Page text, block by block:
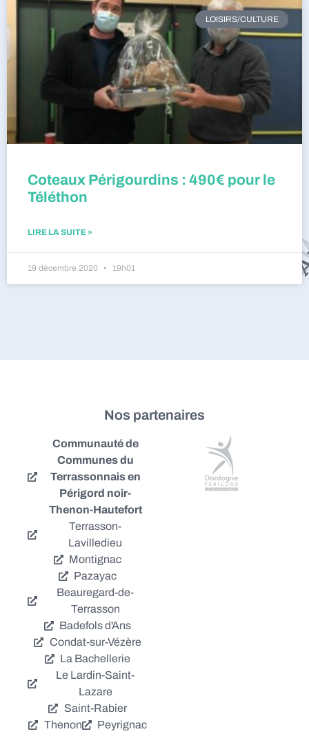
LOISIRS/CULTURE
Coteaux Périgourdins : 490€ pour le
Téléthon
LIRE LA SUITE »
19 décembre 2020 19h01
Nos partenaires
Communauté de
Communes du
Terrassonnais en
Périgord noir-
Thenon-Hautefort
Terrasson-
Lavilledieu
Montignac
Pazayac
Beauregard-de-
Terrasson
Badefols d'Ans
Condat-sur-Vézère
La Bachellerie
Le Lardin-Saint-
Lazare
Saint-Rabier
Thenon
Peyrignac